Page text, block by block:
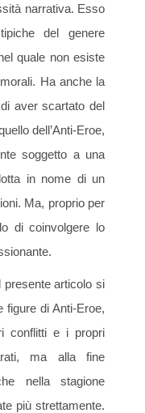
narrativa. Esso
del genere
quale non esiste
Ha anche la
aver scartato del
dell’Anti-Eroe,
soggetto a una
in nome di un
Ma, proprio per
di coinvolgere lo
presente articolo si
figure di Anti-Eroe,
conflitti e i propri
ma alla fine
nella stagione
più strettamente.